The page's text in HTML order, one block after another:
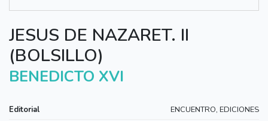
JESUS DE NAZARET. II
(BOLSILLO)
BENEDICTO XVI
Editorial
ENCUENTRO, EDICIONES